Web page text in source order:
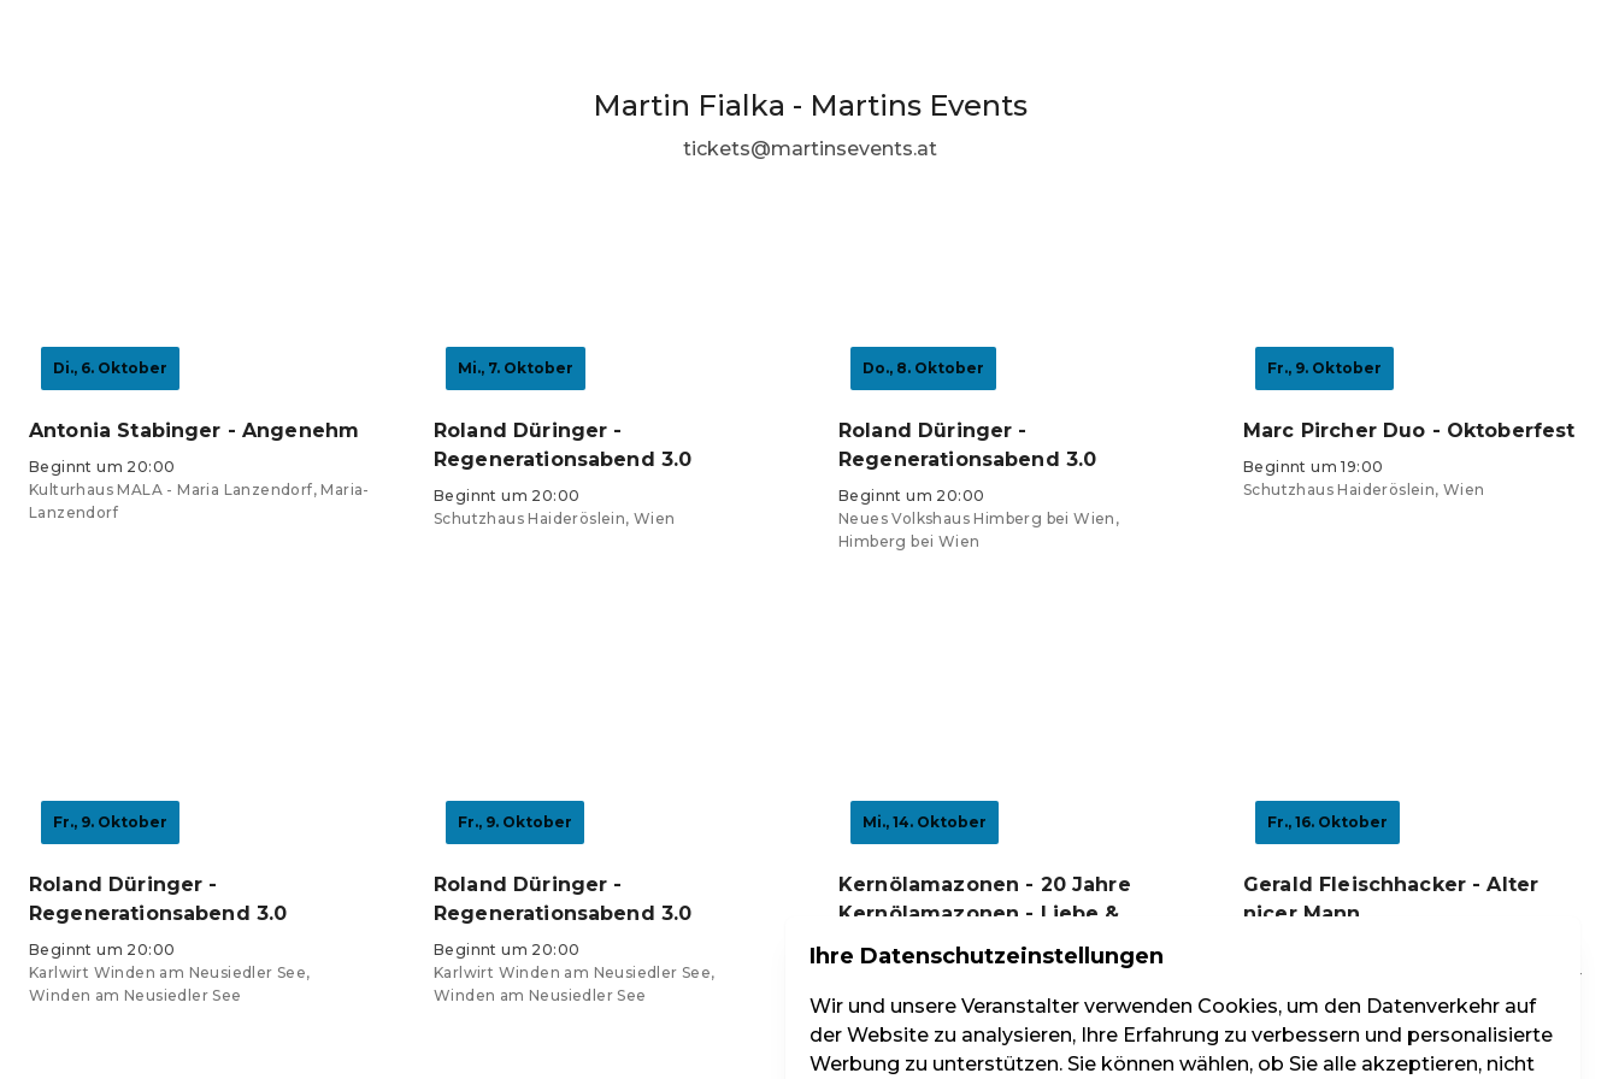
Martin Fialka - Martins Events
tickets@martinsevents.at
Di., 6. Oktober
Antonia Stabinger - Angenehm
Beginnt um 20:00
Kulturhaus MALA - Maria Lanzendorf, Maria-
Lanzendorf
Mi., 7. Oktober
Roland Düringer -
Regenerationsabend 3.0
Beginnt um 20:00
Schutzhaus Haideröslein, Wien
Do., 8. Oktober
Roland Düringer -
Regenerationsabend 3.0
Beginnt um 20:00
Neues Volkshaus Himberg bei Wien,
Himberg bei Wien
Fr., 9. Oktober
Marc Pircher Duo - Oktoberfest
Beginnt um 19:00
Schutzhaus Haideröslein, Wien
Fr., 9. Oktober
Roland Düringer -
Regenerationsabend 3.0
Beginnt um 20:00
Karlwirt Winden am Neusiedler See,
Winden am Neusiedler See
Fr., 9. Oktober
Roland Düringer -
Regenerationsabend 3.0
Beginnt um 20:00
Karlwirt Winden am Neusiedler See,
Winden am Neusiedler See
Mi., 14. Oktober
Kernölamazonen - 20 Jahre
Kernölamazonen - Liebe &
Kernöl
Karlwirt Winden am Neusiedler See,
Winden am Neusiedler See
Tickets ab 30,01 €
Fr., 16. Oktober
Gerald Fleischhacker - Alter
nicer Mann
Kulturhaus MALA - Maria Lanzendorf, Maria-
Lanzendorf
Tickets ab 29,01 €
Ihre Datenschutzeinstellungen
Wir und unsere Veranstalter verwenden Cookies, um den Datenverkehr auf
der Website zu analysieren, Ihre Erfahrung zu verbessern und personalisierte
Werbung zu unterstützen. Sie können wählen, ob Sie alle akzeptieren, nicht